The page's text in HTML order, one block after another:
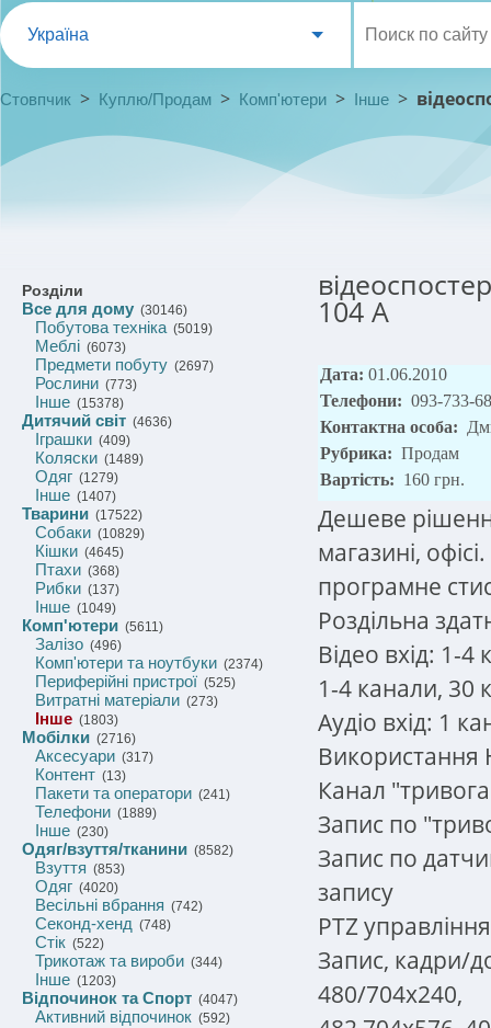
Україна
Стовпчик > Куплю/Продам > Комп'ютери > Інше >
Розділи
Все для дому (30146)
Побутова техніка(5019)
Меблі (6073)
Предмети побуту (2697)
Рослини (773)
Інше (15378)
Дитячий світ (4636)
Іграшки (409)
Коляски (1489)
Одяг (1279)
Інше (1407)
Тварини (17522)
Собаки (10829)
Кішки (4645)
Птахи (368)
Рибки (137)
Інше (1049)
Комп'ютери (5611)
Залізо (496)
Комп'ютери та ноутбуки (2374)
Периферійні пристрої (525)
Витратні матеріали (273)
Інше (1803)
Мобілки (2716)
Аксесуари (317)
Контент (13)
Пакети та оператори (241)
Телефони (1889)
Інше (230)
Одяг/взуття/тканини (8582)
Взуття (853)
Одяг (4020)
Весільні вбрання (742)
Секонд-хенд (748)
Стік (522)
Трикотаж та вироби (344)
Інше (1203)
Відпочинок та Спорт (4047)
Активний відпочинок (592)
104 A
Дата: 01.06.2010
Телефони: 093-733-
Контактна особа:
Рубрика: Продам
Вартість: 160 грн.
Дешеве
магазині,
програмне
Роздільна
Відео вхід: 1-4
1-4 канали, 30
Аудіо вхід: 1
Використання
Канал
Запис по
Запис по
запису
PTZ
Запис, кадри/
480/704x240,